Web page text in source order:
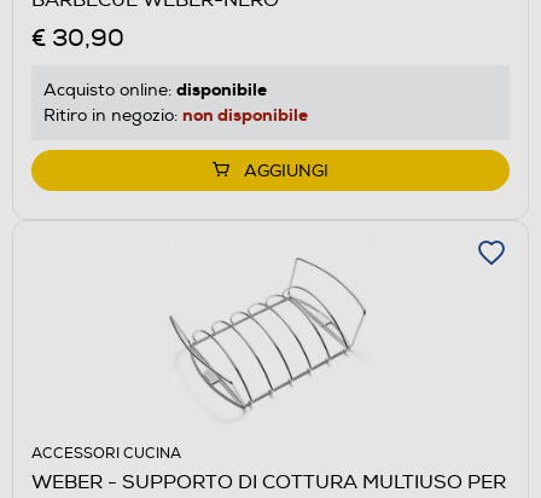
€ 30,90
Acquisto online: disponibile
Ritiro in negozio: non disponibile
AGGIUNGI
ACCESSORI CUCINA
WEBER - SUPPORTO DI COTTURA MULTIUSO PER